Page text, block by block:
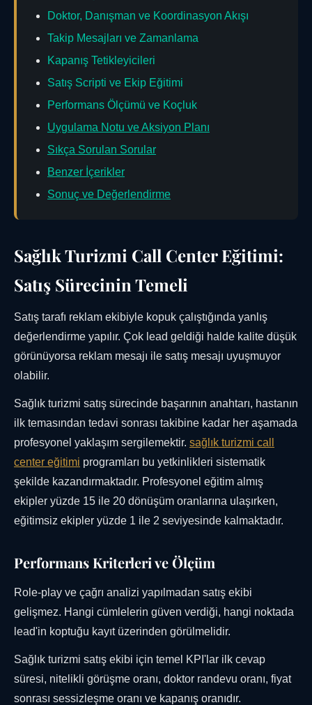
Doktor, Danışman ve Koordinasyon Akışı
Takip Mesajları ve Zamanlama
Kapanış Tetikleyicileri
Satış Scripti ve Ekip Eğitimi
Performans Ölçümü ve Koçluk
Uygulama Notu ve Aksiyon Planı
Sıkça Sorulan Sorular
Benzer İçerikler
Sonuç ve Değerlendirme
Sağlık Turizmi Call Center Eğitimi:
Satış Sürecinin Temeli
Satış tarafı reklam ekibiyle kopuk çalıştığında yanlış
değerlendirme yapılır. Çok lead geldiği halde kalite düşük
görünüyorsa reklam mesajı ile satış mesajı uyuşmuyor
olabilir.
Sağlık turizmi satış sürecinde başarının anahtarı, hastanın
ilk temasından tedavi sonrası takibine kadar her aşamada
profesyonel yaklaşım sergilemektir. sağlık turizmi call
center eğitimi programları bu yetkinlikleri sistematik
şekilde kazandırmaktadır. Profesyonel eğitim almış
ekipler yüzde 15 ile 20 dönüşüm oranlarına ulaşırken,
eğitimsiz ekipler yüzde 1 ile 2 seviyesinde kalmaktadır.
Performans Kriterleri ve Ölçüm
Role-play ve çağrı analizi yapılmadan satış ekibi
gelişmez. Hangi cümlelerin güven verdiği, hangi noktada
lead'in koptuğu kayıt üzerinden görülmelidir.
Sağlık turizmi satış ekibi için temel KPI'lar ilk cevap
süresi, nitelikli görüşme oranı, doktor randevu oranı, fiyat
sonrası sessizleşme oranı ve kapanış oranıdır.